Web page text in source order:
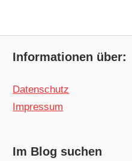
Informationen über:
Datenschutz
Impressum
Im Blog suchen